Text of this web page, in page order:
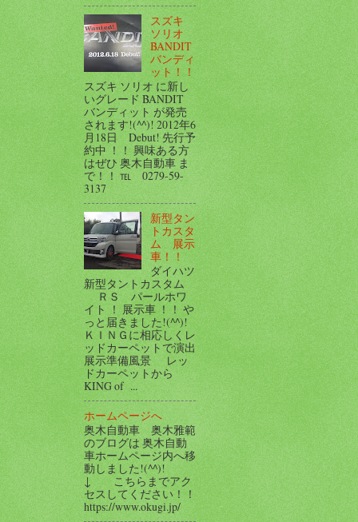
スズキ
ソリオ
BANDIT
バンディ
ット！！
スズキ ソリオ に新し
いグレード BANDIT
バンディット が発売
されます!(^^)! 2012年6
月18日 Debut! 先行予
約中 ！！ 興味ある方
はぜひ 奥木自動車 ま
で！！ ℡ 0279-59-
3137
新型タン
トカスタ
ム 展示
車！！
ダイハツ
新型タントカスタム
ＲＳ パールホワ
イト ！ 展示車 ！！ や
っと届きました!(^^)!
ＫＩＮＧに相応しくレ
ッドカーペットで演出
展示準備風景 レッ
ドカーペットから
KING of ...
ホームページへ
奥木自動車 奥木雅範
のブログは 奥木自動
車ホームページ内へ移
動しました!(^^)!
↓ こちらまでアク
セスしてください！！
https://www.okugi.jp/